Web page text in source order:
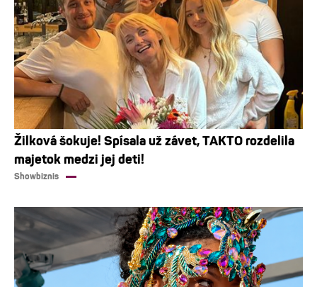
Žilková šokuje! Spísala už závet, TAKTO rozdelila
majetok medzi jej deti!
Showbiznis